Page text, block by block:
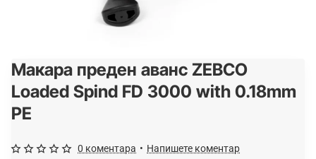
Макара преден аванс ZEBCO
Loaded Spind FD 3000 with 0.18mm
PE
0 коментара • Напишете коментар